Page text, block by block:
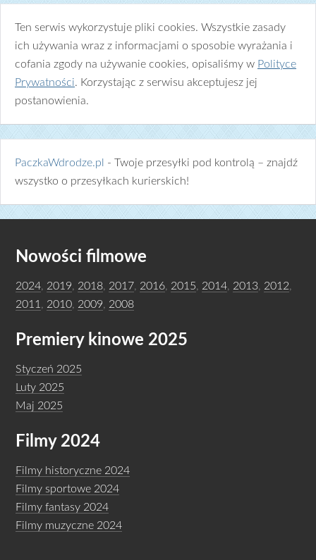
Ten serwis wykorzystuje pliki cookies. Wszystkie zasady
ich używania wraz z informacjami o sposobie wyrażania i
cofania zgody na używanie cookies, opisaliśmy w Polityce
Prywatności. Korzystając z serwisu akceptujesz jej
postanowienia.
PaczkaWdrodze.pl
- Twoje przesyłki pod kontrolą – znajdź
wszystko o przesyłkach kurierskich!
Nowości filmowe
2024 2019 2018 2017 2016 2015 2014 2013 2012
2011
2010 2009 2008
Premiery kinowe 2025
Styczeń 2025
Luty 2025
Maj 2025
Filmy 2024
Filmy historyczne 2024
Filmy sportowe 2024
Filmy fantasy 2024
Filmy muzyczne 2024